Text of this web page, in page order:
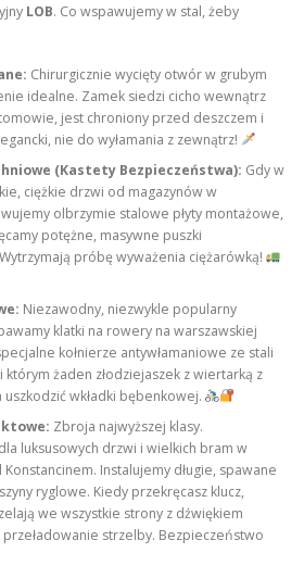
LOB. Co wspawujemy w stal, żeby
Chirurgicznie wycięty otwór w grubym
idealne. Zamek siedzi cicho wewnątrz
jest chroniony przed deszczem i
nie do wyłamania z zewnątrz!
(Kastety Bezpieczeństwa): Gdy w
ciężkie drzwi od magazynów w
olbrzymie stalowe płyty montażowe,
potężne, masywne puszki
próbę wyważenia ciężarówką!
Niezawodny, niezwykle popularny
klatki na rowery na warszawskiej
kołnierze antywłamaniowe ze stali
którym żaden złodziejaszek z wiertarką z
uszkodzić wkładki bębenkowej.
Zbroja najwyższej klasy.
luksusowych drzwi i wielkich bram w
Instalujemy długie, spawane
ryglowe. Kiedy przekręcasz klucz,
we wszystkie strony z dźwiękiem
strzelby. Bezpieczeństwo